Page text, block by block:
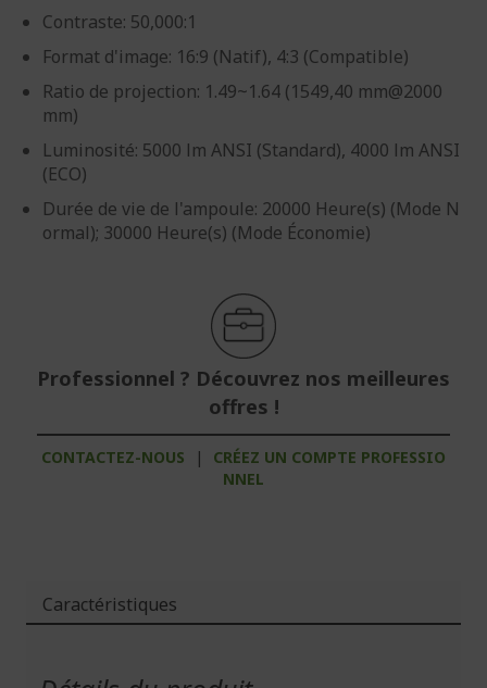
Contraste: 50,000:1
Format d'image: 16:9 (Natif), 4:3 (Compatible)
Ratio de projection: 1.49~1.64 (1549,40 mm@2000
mm)
Luminosité: 5000 lm ANSI (Standard), 4000 lm ANSI
(ECO)
Durée de vie de l'ampoule: 20000 Heure(s) (Mode N
ormal); 30000 Heure(s) (Mode Économie)
Professionnel ? Découvrez nos meilleures
offres !
CONTACTEZ-NOUS |
CRÉEZ UN COMPTE PROFESSIO
NNEL
Caractéristiques